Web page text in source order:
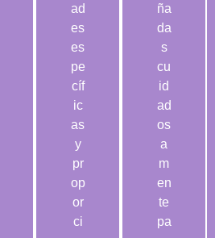
ad
es
es
pe
cíf
ic
as
y
pr
op
or
ci
ña
da
s
cu
id
ad
os
a
m
en
te
pa